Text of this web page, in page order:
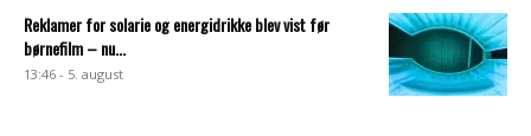
Reklamer for solarie og energidrikke blev vist før
børnefilm – nu...
13:46 - 5. august